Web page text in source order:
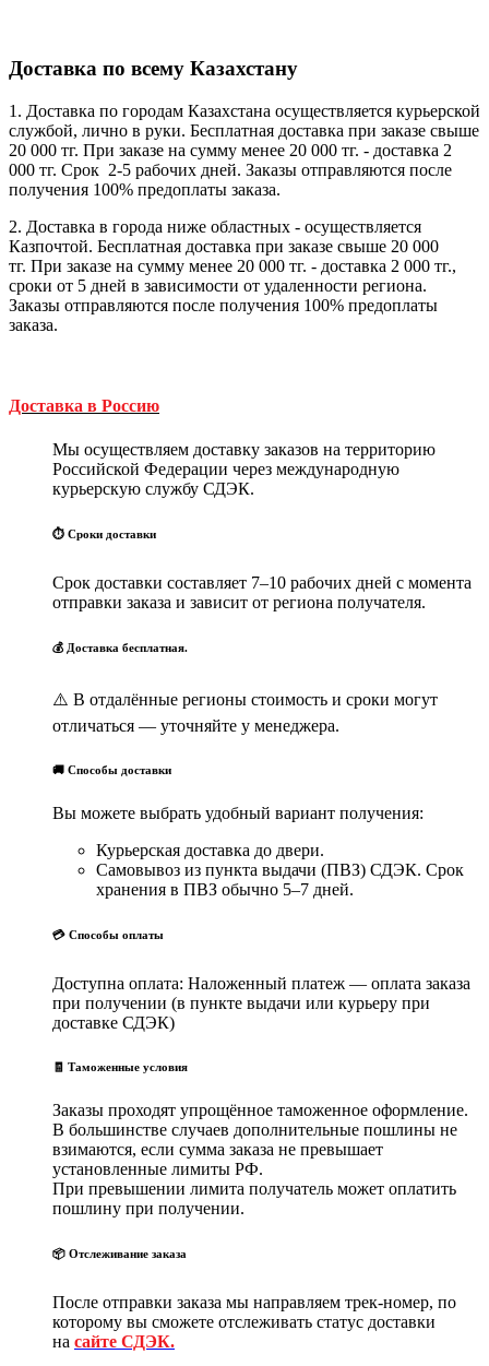
Доставка по всему Казахстану
1. Доставка по городам Казахстана осуществляется курьерской
службой, лично в руки. Бесплатная доставка при заказе свыше
20 000 тг. При заказе на сумму менее 20 000 тг. - доставка 2
000 тг. Cрок 2-5 рабочих дней. Заказы отправляются после
получения 100% предоплаты заказа.
2. Доставка в города ниже областных - осуществляется
Казпочтой. Бесплатная доставка при заказе свыше 20 000
тг. При заказе на сумму менее 20 000 тг. - доставка 2 000 тг.,
сроки от 5 дней в зависимости от удаленности региона.
Заказы отправляются после получения 100% предоплаты
заказа.
Доставка в Россию
Мы осуществляем доставку заказов на территорию
Российской Федерации через международную
курьерскую службу СДЭК.
⏱ Сроки доставки
Срок доставки составляет 7–10 рабочих дней с момента
отправки заказа и зависит от региона получателя.
💰 Доставка бесплатная.
⚠️ В отдалённые регионы стоимость и сроки могут
отличаться — уточняйте у менеджера.
🚚 Способы доставки
Вы можете выбрать удобный вариант получения:
Курьерская доставка до двери.
Самовывоз из пункта выдачи (ПВЗ) СДЭК. Срок
хранения в ПВЗ обычно 5–7 дней.
💳 Способы оплаты
Доступна оплата: Наложенный платеж — оплата заказа
при получении (в пункте выдачи или курьеру при
доставке СДЭК)
🧾 Таможенные условия
Заказы проходят упрощённое таможенное оформление.
В большинстве случаев дополнительные пошлины не
взимаются, если сумма заказа не превышает
установленные лимиты РФ.
При превышении лимита получатель может оплатить
пошлину при получении.
📦 Отслеживание заказа
После отправки заказа мы направляем трек-номер, по
которому вы сможете отслеживать статус доставки
на сайте СДЭК.